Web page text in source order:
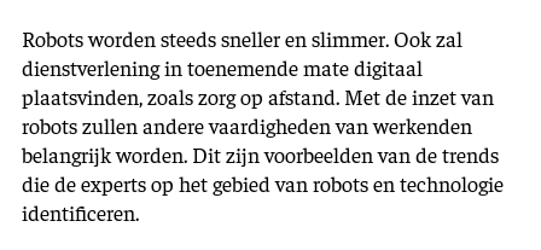
Robots worden steeds sneller en slimmer. Ook zal
dienstverlening in toenemende mate digitaal
plaatsvinden, zoals zorg op afstand. Met de inzet van
robots zullen andere vaardigheden van werkenden
belangrijk worden. Dit zijn voorbeelden van de trends
die de experts op het gebied van robots en technologie
identificeren.